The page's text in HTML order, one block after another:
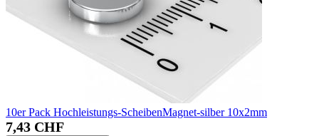
10er Pack Hochleistungs-ScheibenMagnet-silber 10x2mm
7,43 CHF